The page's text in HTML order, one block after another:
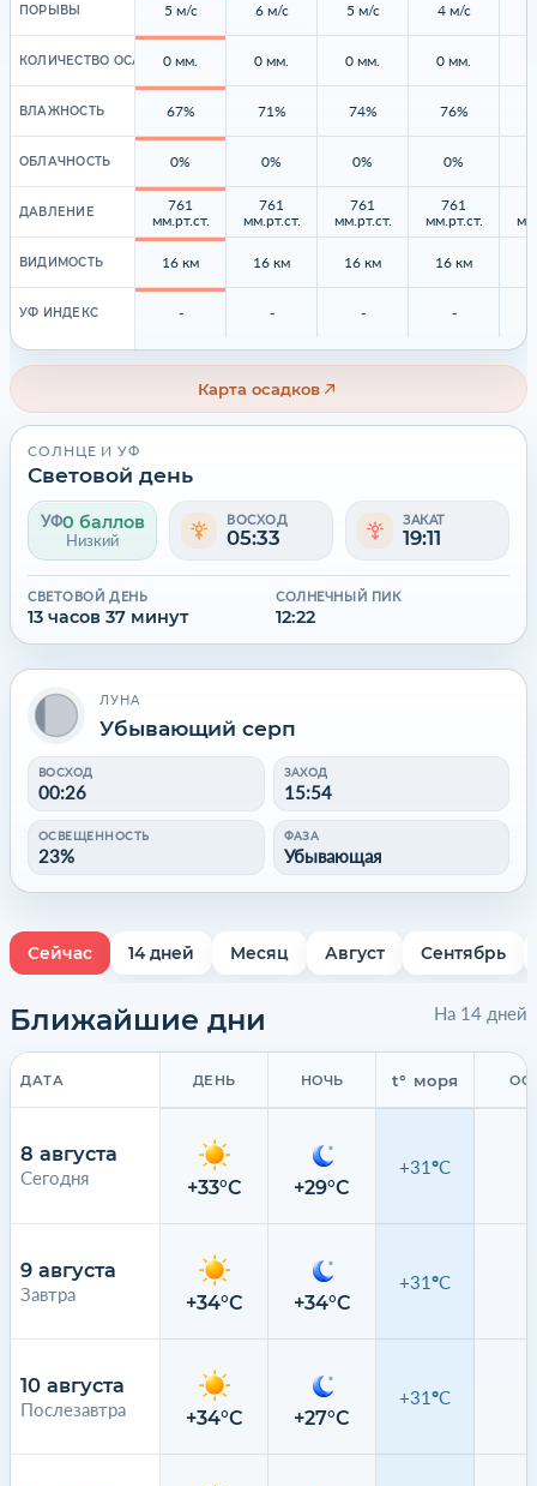
ПОРЫВЫ
КОЛИЧЕСТВО ОСАДКОВ
ВЛАЖНОСТЬ
ОБЛАЧНОСТЬ
ДАВЛЕНИЕ
ВИДИМОСТЬ
УФ ИНДЕКС
5 м/с
0 мм.
67%
0%
761
мм.рт.ст.
16 км
-
6 м/с
0 мм.
71%
0%
761
мм.рт.ст.
16 км
-
5 м/с
0 мм.
74%
0%
761
мм.рт.ст.
16 км
-
4 м/с
0 мм.
76%
0%
761
мм.рт.ст.
16 км
-
Карта осадков
СОЛНЦЕ И УФ
Световой день
УФ0 баллов
Низкий
ВОСХОД
05:33
ЗАКАТ
19:11
СВЕТОВОЙ ДЕНЬ
13 часов 37 минут
СОЛНЕЧНЫЙ ПИК
12:22
ЛУНА
Убывающий серп
ВОСХОД
00:26
ЗАХОД
15:54
ОСВЕЩЕННОСТЬ
23%
ФАЗА
Убывающая
Сейчас 14 дней Месяц Август Сентябрь
Ближайшие дни На 14 дней
ДАТА
8 августа
Сегодня
9 августа
Завтра
10 августа
Послезавтра
ДЕНЬ НОЧЬ t° моря
+33°C +29°C
+31°C
+34°C +34°C
+31°C
+34°C +27°C
+31°C